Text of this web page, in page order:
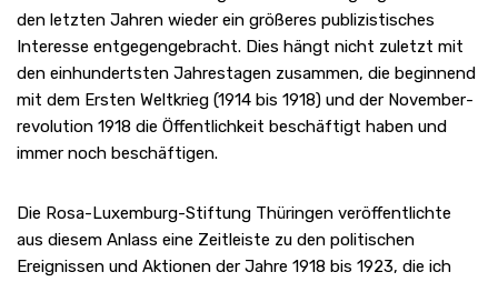
den letzten ­Jahren ­wieder ein ­größeres ­publizistisches
Interesse ­entgegen­gebracht. Dies hängt nicht ­zuletzt mit
den ­einhundertsten Jahres­tagen zusammen, die ­beginnend
mit ­dem ­Ersten Weltkrieg (1914 bis 1918) und der November­­
revolution 1918 die ­Öffentlichkeit­­ ­beschäftigt haben und
immer noch ­beschäftigen.
Die Rosa-Luxemburg-Stiftung Thüringen veröffentlichte
aus diesem Anlass eine Zeitleiste zu den politischen
Ereignissen und Aktionen der Jahre 1918 bis 1923, die ich